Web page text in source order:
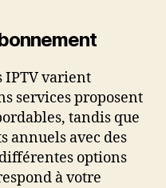
IPTV varient
services proposent
tandis que
annuels avec des
options
à votre